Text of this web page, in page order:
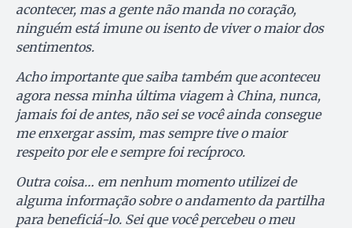
acontecer, mas a gente não manda no coração,
ninguém está imune ou isento de viver o maior dos
sentimentos.
Acho importante que saiba também que aconteceu
agora nessa minha última viagem à China, nunca,
jamais foi de antes, não sei se você ainda consegue
me enxergar assim, mas sempre tive o maior
respeito por ele e sempre foi recíproco.
Outra coisa… em nenhum momento utilizei de
alguma informação sobre o andamento da partilha
para beneficiá-lo. Sei que você percebeu o meu